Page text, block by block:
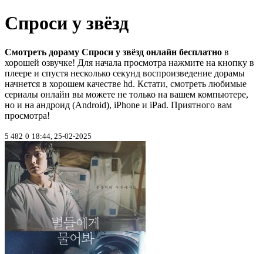
Спроси у звёзд
Смотреть дораму Спроси у звёзд онлайн бесплатно в
хорошей озвучке! Для начала просмотра нажмите на кнопку в
плеере и спустя несколько секунд воспроизведение дорамы
начнется в хорошем качестве hd. Кстати, смотреть любимые
сериалы онлайн вы можете не только на вашем компьютере,
но и на андроид (Android), iPhone и iPad. Приятного вам
просмотра!
5 482 0 18:44, 25-02-2025